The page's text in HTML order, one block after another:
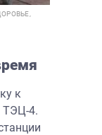
к
ТЭЦ-4.